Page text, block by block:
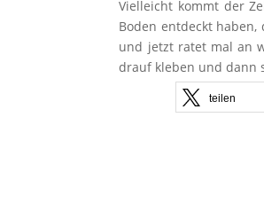
Vielleicht kommt der
Boden entdeckt
und jetzt ratet mal an
drauf kleben und dann
teilen